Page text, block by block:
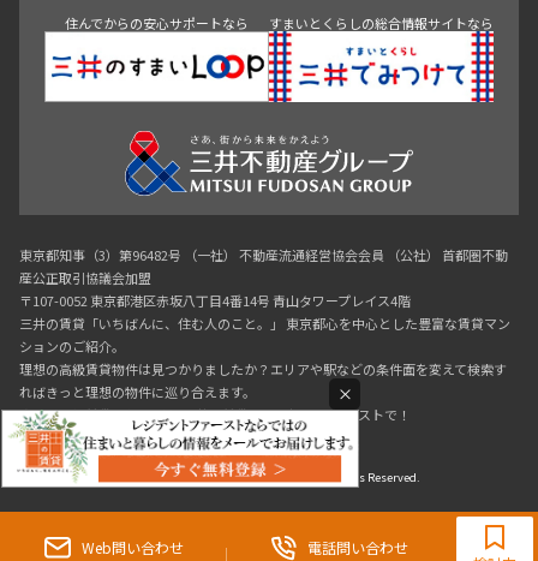
Web問い合わせ 電話問い合わせ
0120-321-865
9:30~18:00（水曜定休）
住んでからの安心サポートなら すまいとくらしの総合情報サイトなら
東京都知事（3）第96482号 （一社） 不動産流通経営協会会員 （公社） 首都圏不動
産公正取引協議会加盟
〒107-0052 東京都港区赤坂八丁目4番14号 青山タワープレイス4階
三井の賃貸「いちばんに、住む人のこと。」 東京都心を中心とした豊富な賃貸マン
ションのご紹介。
理想の高級賃貸物件は見つかりましたか？エリアや駅などの条件面を変えて検索す
ればきっと理想の物件に巡り合えます。
都心の高級賃貸物件探しは[三井の賃貸]レジデントファーストで！
Copyright © RESIDENT FIRST Co.,Ltd. All Rights Reserved.
×